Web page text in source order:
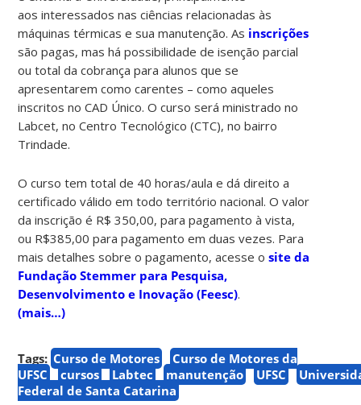
aos interessados nas ciências relacionadas às
máquinas térmicas e sua manutenção. As inscrições
são pagas, mas há possibilidade de isenção parcial
ou total da cobrança para alunos que se
apresentarem como carentes – como aqueles
inscritos no CAD Único. O curso será ministrado no
Labcet, no Centro Tecnológico (CTC), no bairro
Trindade.
O curso tem total de 40 horas/aula e dá direito a
certificado válido em todo território nacional. O valor
da inscrição é R$ 350,00, para pagamento à vista,
ou R$385,00 para pagamento em duas vezes. Para
mais detalhes sobre o pagamento, acesse osite da
Fundação Stemmer para Pesquisa,
Desenvolvimento e Inovação (Feesc).
(mais…)
Tags: Curso de Motores
Curso de Motores da
UFSC
cursos Labtec manutenção UFSC
Federal de Santa Catarina